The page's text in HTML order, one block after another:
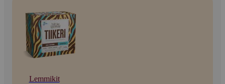
Lemmikit